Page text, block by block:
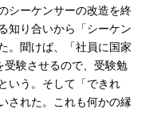
シーケンサーの改造を終
知り合いから「シーケン
。聞けば、「社員に国家
験させるので、受験勉
いう。そして「できれ
された。これも何かの縁